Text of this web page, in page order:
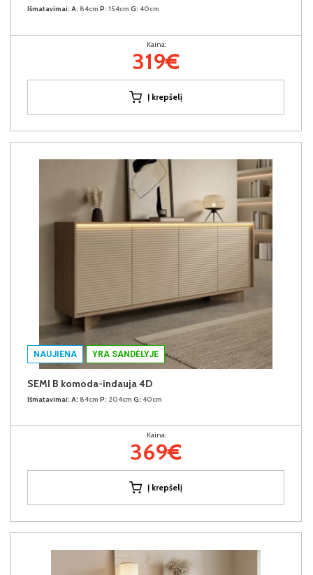
Išmatavimai: A: 84cm P: 154cm G: 40cm
Kaina:
319€
Į krepšelį
NAUJIENA YRA SANDĖLYJE
SEMI B komoda-indauja 4D
Išmatavimai: A: 84cm P: 204cm G: 40cm
Kaina:
369€
Į krepšelį